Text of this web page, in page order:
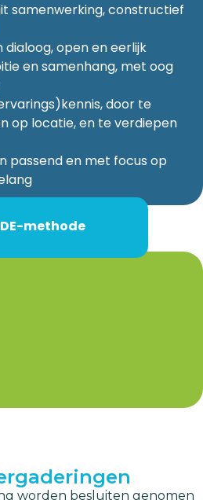
samenwerking, constructief
dialoog, open en eerlijk
en samenhang, met oog
door te
op locatie, en te verdiepen
passend en met focus op
methode
worden besluiten genomen